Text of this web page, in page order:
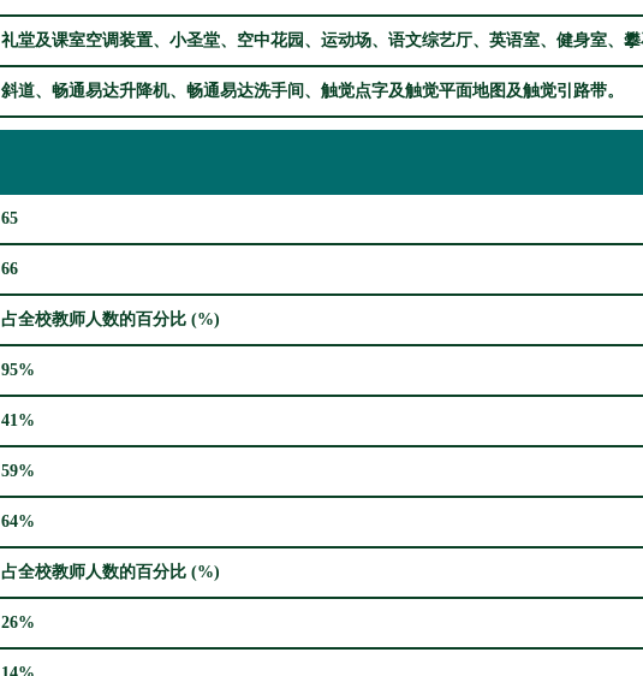
礼堂及课室空调装置、小圣堂、空中花园、运动场、语文综艺厅、英语室、健身室、攀
斜道、畅通易达升降机、畅通易达洗手间、触觉点字及触觉平面地图及触觉引路带。
65
66
占全校教师人数的百分比 (%)
95%
41%
59%
64%
占全校教师人数的百分比 (%)
26%